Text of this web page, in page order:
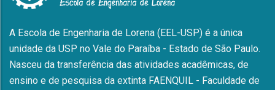
A Escola de Engenharia de Lorena (EEL-USP) é a única
unidade da USP no Vale do Paraíba - Estado de São Paulo.
Nasceu da transferência das atividades acadêmicas, de
ensino e de pesquisa da extinta FAENQUIL - Faculdade de